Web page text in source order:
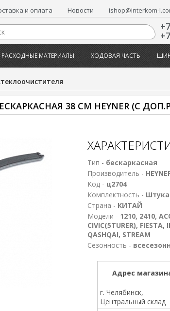
и оплата Новости ishop@interkom-
РАСХОДНЫЕ МАТЕРИАЛЫ ХОДОВАЯ ЧАСТЬ
38 СМ HEYNER (С
Тип - бескаркасная
Производитель -
Код - ц2704
Комплектность - Штука
Страна - КИТАЙ
Модели - 1210, 2410,
CIVIC(5TURER), FIESTA,
QASHQAI, STREAM
Сезонность -
Адрес
г. Челябинск,
Центральный склад